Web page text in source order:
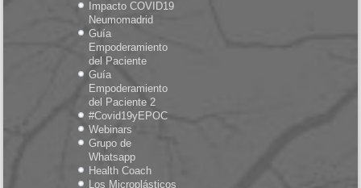
Impacto COVID19
Neumomadrid
Guía
Empoderamiento
del Paciente
Guía
Empoderamiento
del Paciente 2
#Covid19yEPOC
Webinars
Grupo de
Whatsapp
Health Coach
Los Microplásticos